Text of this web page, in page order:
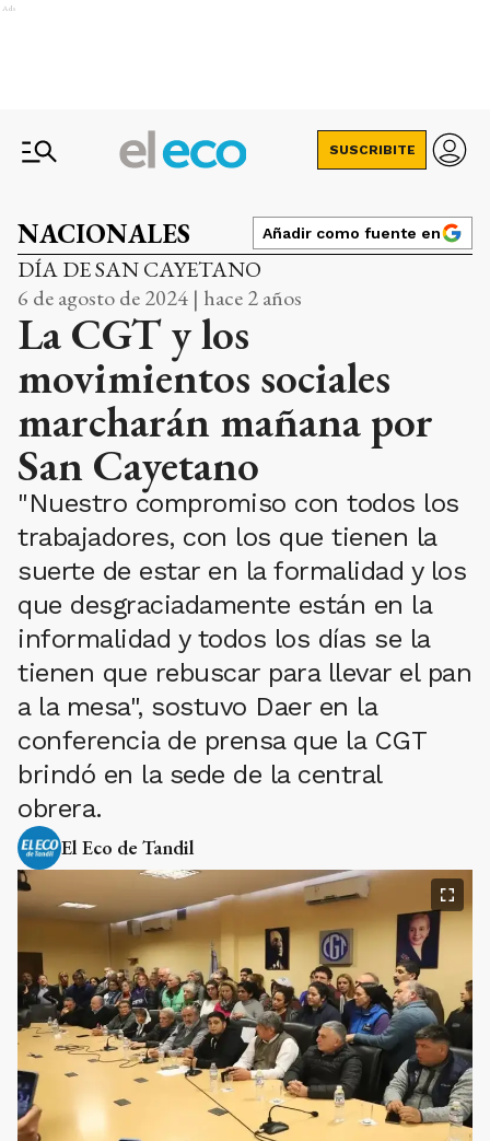
Ads
SUSCRIBITE
NACIONALES Añadir como fuente en
DÍA DE SAN CAYETANO
6 de agosto de 2024 | hace 2 años
La CGT y los
movimientos sociales
marcharán mañana por
San Cayetano
"Nuestro compromiso con todos los
trabajadores, con los que tienen la
suerte de estar en la formalidad y los
que desgraciadamente están en la
informalidad y todos los días se la
tienen que rebuscar para llevar el pan
a la mesa", sostuvo Daer en la
conferencia de prensa que la CGT
brindó en la sede de la central
obrera.
El Eco de Tandil